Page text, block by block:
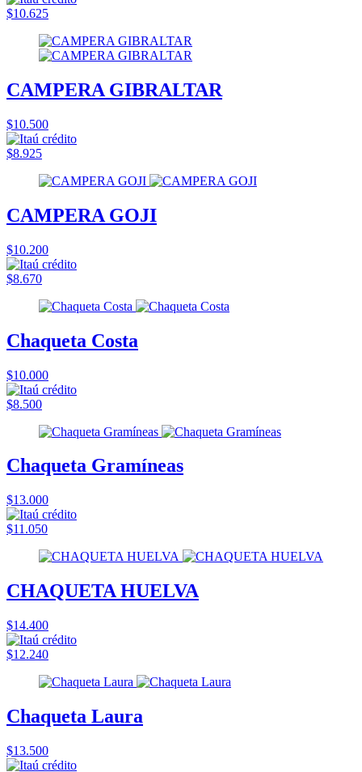
$10.625
CAMPERA GIBRALTAR
$10.500
$8.925
CAMPERA GOJI
$10.200
$8.670
Chaqueta Costa
$10.000
$8.500
Chaqueta Gramíneas
$13.000
$11.050
CHAQUETA HUELVA
$14.400
$12.240
Chaqueta Laura
$13.500